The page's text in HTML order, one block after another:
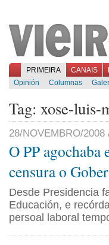
PRIMEIRA CANAIS
Opinión
Columnas
Tag: xose-luis-
28/NOVEMBRO/2008
O PP
censura o
Desde Presidencia
Educación, e
persoal laboral